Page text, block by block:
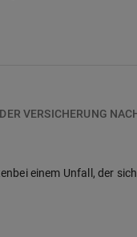
VERSICHERUNG
einem Unfall, der